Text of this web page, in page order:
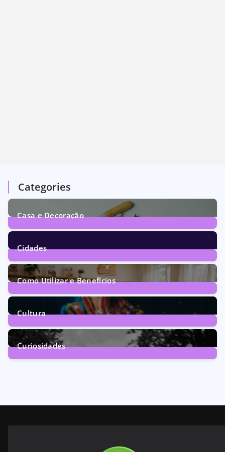
Categories
Casa e Decoração
1Post
Cidades
72Posts
Como Utilizar e Benefícios
160Posts
Cultura
246Posts
Curiosidades